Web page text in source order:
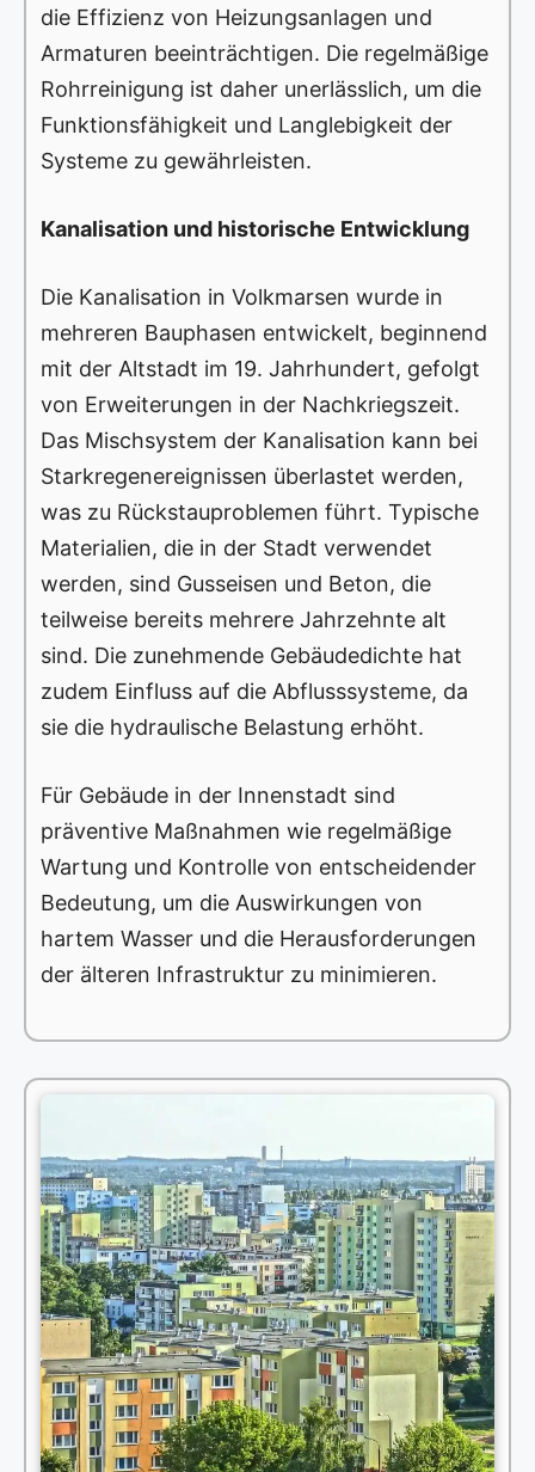
die Effizienz von Heizungsanlagen und
Armaturen beeinträchtigen. Die regelmäßige
Rohrreinigung ist daher unerlässlich, um die
Funktionsfähigkeit und Langlebigkeit der
Systeme zu gewährleisten.
Kanalisation und historische Entwicklung
Die Kanalisation in Volkmarsen wurde in
mehreren Bauphasen entwickelt, beginnend
mit der Altstadt im 19. Jahrhundert, gefolgt
von Erweiterungen in der Nachkriegszeit.
Das Mischsystem der Kanalisation kann bei
Starkregenereignissen überlastet werden,
was zu Rückstauproblemen führt. Typische
Materialien, die in der Stadt verwendet
werden, sind Gusseisen und Beton, die
teilweise bereits mehrere Jahrzehnte alt
sind. Die zunehmende Gebäudedichte hat
zudem Einfluss auf die Abflusssysteme, da
sie die hydraulische Belastung erhöht.
Für Gebäude in der Innenstadt sind
präventive Maßnahmen wie regelmäßige
Wartung und Kontrolle von entscheidender
Bedeutung, um die Auswirkungen von
hartem Wasser und die Herausforderungen
der älteren Infrastruktur zu minimieren.